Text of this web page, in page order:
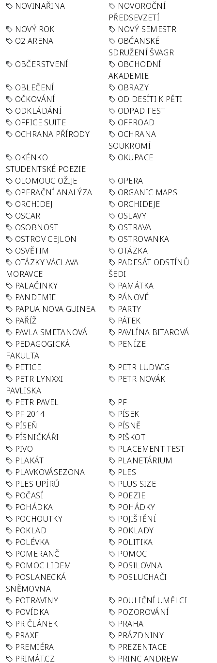
NOVINAŘINA
NOVOROČNÍ
PŘEDSEVZETÍ
NOVÝ ROK
NOVÝ SEMESTR
O2 ARENA
OBČANSKÉ
SDRUŽENÍ ŠVAGR
OBČERSTVENÍ
OBCHODNÍ
AKADEMIE
OBLEČENÍ
OBRAZY
OČKOVÁNÍ
OD DESÍTI K PĚTI
ODKLÁDÁNÍ
ODPAD FEST
OFFICE SUITE
OFFROAD
OCHRANA PŘÍRODY
OCHRANA
SOUKROMÍ
OKÉNKO
STUDENTSKÉ POEZIE
OKUPACE
OLOMOUC OŽIJE
OPERA
OPERAČNÍ ANALÝZA
ORGANIC MAPS
ORCHIDEJ
ORCHIDEJE
OSCAR
OSLAVY
OSOBNOST
OSTRAVA
OSTROV CEJLON
OSTROVANKA
OSVĚTIM
OTÁZKA
OTÁZKY VÁCLAVA
MORAVCE
PADESÁT ODSTÍNŮ
ŠEDI
PALAČINKY
PAMÁTKA
PANDEMIE
PÁNOVÉ
PAPUA NOVA GUINEA
PARTY
PAŘÍŽ
PÁTEK
PAVLA SMETANOVÁ
PAVLÍNA BITAROVÁ
PEDAGOGICKÁ
FAKULTA
PENÍZE
PETICE
PETR LUDWIG
PETR LYNXXI
PAVLISKA
PETR NOVÁK
PETR PAVEL
PF
PF 2014
PÍSEK
PÍSEŇ
PÍSNĚ
PÍSNIČKÁŘI
PIŠKOT
PIVO
PLACEMENT TEST
PLAKÁT
PLANETÁRIUM
PLAVKOVÁSEZONA
PLES
PLES UPÍRŮ
PLUS SIZE
POČASÍ
POEZIE
POHÁDKA
POHÁDKY
POCHOUTKY
POJIŠTĚNÍ
POKLAD
POKLADY
POLÉVKA
POLITIKA
POMERANČ
POMOC
POMOC LIDEM
POSILOVNA
POSLANECKÁ
SNĚMOVNA
POSLUCHAČI
POTRAVINY
POULIČNÍ UMĚLCI
POVÍDKA
POZOROVÁNÍ
PR ČLÁNEK
PRAHA
PRAXE
PRÁZDNINY
PREMIÉRA
PREZENTACE
PRIMÁT.CZ
PRINC ANDREW